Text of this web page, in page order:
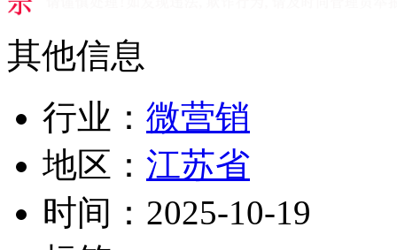
其他信息
行业： 微营销
地区： 江苏省
时间： 2025-10-19